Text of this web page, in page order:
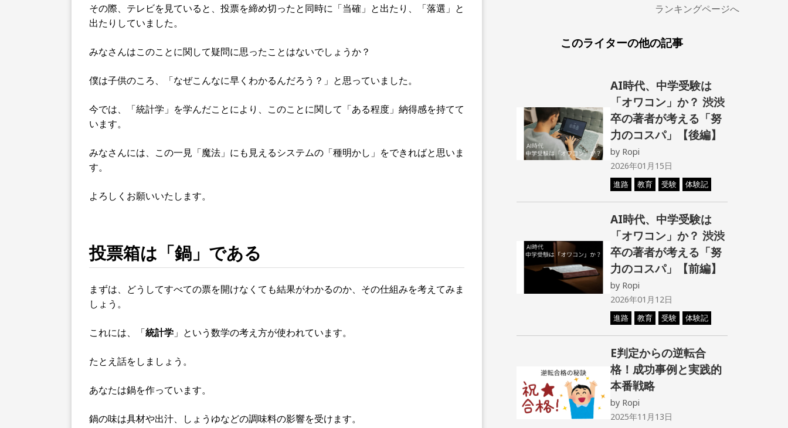
その際、テレビを見ていると、投票を締め切ったと同時に「当確」と出たり、「落選」と
出たりしていました。
みなさんはこのことに関して疑問に思ったことはないでしょうか？
僕は子供のころ、「なぜこんなに早くわかるんだろう？」と思っていました。
今では、「統計学」を学んだことにより、このことに関して「ある程度」納得感を持てて
います。
みなさんには、この一見「魔法」にも見えるシステムの「種明かし」をできればと思いま
す。
よろしくお願いいたします。
投票箱は「鍋」である
まずは、どうしてすべての票を開けなくても結果がわかるのか、その仕組みを考えてみま
しょう。
これには、「統計学 」という数学の考え方が使われています。
たとえ話をしましょう。
あなたは鍋を作っています。
鍋の味は具材や出汁、しょうゆなどの調味料の影響を受けます。
ランキングページへ
このライターの他の記事
AI時代、中学受験は
「オワコン」か？ 渋渋
卒の著者が考える「努
力のコスパ」【後編】
by Ropi
2026年01月15日
進路 教育 受験 体験記
AI時代、中学受験は
「オワコン」か？ 渋渋
卒の著者が考える「努
力のコスパ」【前編】
by Ropi
2026年01月12日
進路 教育 受験 体験記
E判定からの逆転合
格！成功事例と実践的
本番戦略
by Ropi
2025年11月13日